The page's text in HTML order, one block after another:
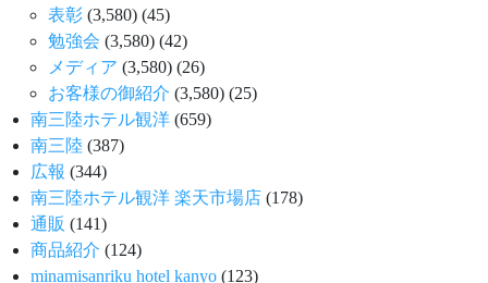
表彰 (3,580) (45)
勉強会 (3,580) (42)
メディア (3,580) (26)
お客様の御紹介 (3,580) (25)
南三陸ホテル観洋 (659)
南三陸 (387)
広報 (344)
南三陸ホテル観洋 楽天市場店 (178)
通販 (141)
商品紹介 (124)
minamisanriku hotel kanyo (123)